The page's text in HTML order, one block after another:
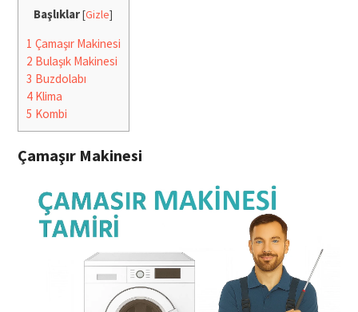
Başlıklar[Gizle]
1 Çamaşır Makinesi
2 Bulaşık Makinesi
3 Buzdolabı
4Klima
5 Kombi
Çamaşır Makinesi